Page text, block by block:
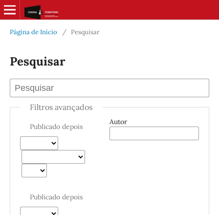
Página de Início / Pesquisar
Pesquisar
Filtros avançados
Publicado depois
Publicado depois
Autor